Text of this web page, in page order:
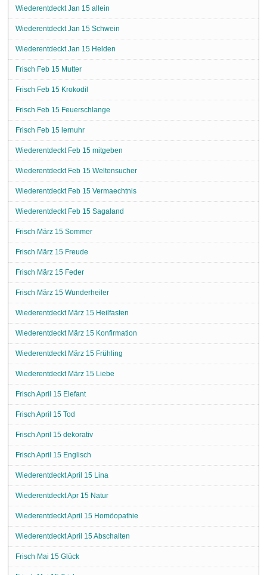
Wiederentdeckt Jan 15 allein
Wiederentdeckt Jan 15 Schwein
Wiederentdeckt Jan 15 Helden
Frisch Feb 15 Mutter
Frisch Feb 15 Krokodil
Frisch Feb 15 Feuerschlange
Frisch Feb 15 lernuhr
Wiederentdeckt Feb 15 mitgeben
Wiederentdeckt Feb 15 Weltensucher
Wiederentdeckt Feb 15 Vermaechtnis
Wiederentdeckt Feb 15 Sagaland
Frisch März 15 Sommer
Frisch März 15 Freude
Frisch März 15 Feder
Frisch März 15 Wunderheiler
Wiederentdeckt März 15 Heilfasten
Wiederentdeckt März 15 Konfirmation
Wiederentdeckt März 15 Frühling
Wiederentdeckt März 15 Liebe
Frisch April 15 Elefant
Frisch April 15 Tod
Frisch April 15 dekorativ
Frisch April 15 Englisch
Wiederentdeckt April 15 Lina
Wiederentdeckt Apr 15 Natur
Wiederentdeckt April 15 Homöopathie
Wiederentdeckt April 15 Abschalten
Frisch Mai 15 Glück